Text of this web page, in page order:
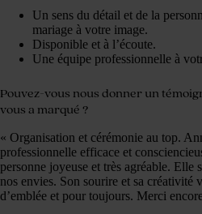
Un sens du détail et de la
mariage à votre image.
Disponible et à l’écoute.
Une équipe professionnelle à
Pouvez-vous nous donner un
vous a marqué ?
« Organisation et cérémonie au top.
professionnelle efficace et
personne joyeuse et très agréable. Elle
nos envies. Son sourire et sa créativité
d’emblée et pour toujours. Merci